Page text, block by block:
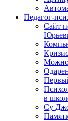
Педагог-
Сайт
Можно
в
Су